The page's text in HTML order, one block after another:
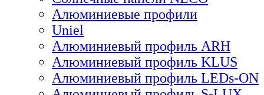
Алюминиевые профили
Uniel
Алюминиевый профиль ARH
Алюминиевый профиль KLUS
Алюминиевый профиль LEDs-ON